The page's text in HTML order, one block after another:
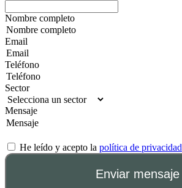
Nombre completo
Email
Teléfono
Sector
Mensaje
He leído y acepto la política de privacidad
Enviar mensaje